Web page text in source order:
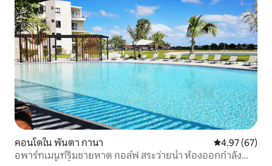
คอนโดใน พันตา กานา คะแนนเฉลี่ย
4.97 (67)
อพาร์ทเมนท์ริมชายหาด กอล์ฟ สระว่ายน้ำ ห้องออกกำลัง